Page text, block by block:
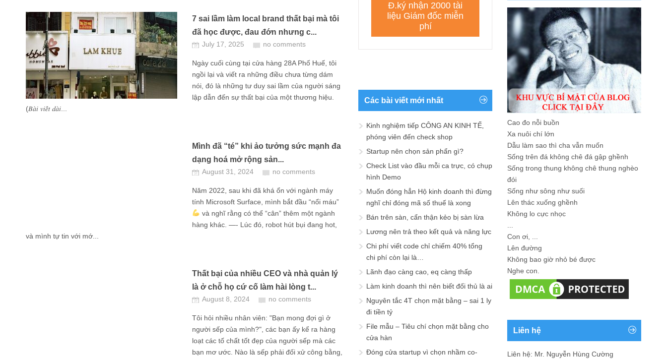
7 sai lầm làm local brand thất bại mà tôi
đã học được, đau đớn nhưng c...
July 17, 2025 no comments
Ngày cuối cùng tại cửa hàng 28A Phố Huế, tôi
ngồi lại và viết ra những điều chưa từng dám
nói, đó là những tư duy sai lầm của người sáng
lập dẫn đến sự thất bại của một thương hiệu.
(𝐵𝑎̀𝑖 𝑣𝑖𝑒̂́𝑡 𝑑𝑎̀𝑖...
Mình đã “té” khi ảo tưởng sức mạnh đa
dạng hoá mở rộng sản...
August 31, 2024 no comments
Năm 2022, sau khi đã khá ổn với ngành máy
tính Microsoft Surface, mình bắt đầu “nổi máu”
và nghĩ rằng có thể “cân” thêm một ngành
hàng khác. —- Lúc đó, robot hút bụi đang hot,
và mình tự tin với mớ...
Thất bại của nhiều CEO và nhà quản lý
là ở chỗ họ cứ cố làm hài lòng t...
August 8, 2024 no comments
Tôi hỏi nhiều nhân viên: "Bạn mong đợi gì ở
người sếp của mình?", các bạn ấy kể ra hàng
loạt các tố chất tốt đẹp của người sếp mà các
bạn mơ ước. Nào là sếp phải đối xử công bằng,
Các bài viết mới nhất
Kinh nghiệm tiếp CÔNG AN KINH TẾ,
phóng viên đến check shop
Startup nên chọn sản phẩn gì?
Check List vào đầu mỗi ca trực, có chụp
hình Demo
Muốn đóng hẳn Hộ kinh doanh thì đừng
nghĩ chỉ đóng mã số thuế là xong
Bán trên sàn, cẩn thận kẻo bị sàn lừa
Lương nên trả theo kết quả và năng lực
Chi phí viết code chỉ chiếm 40% tổng
chi phí còn lại là…
Lãnh đạo càng cao, eq càng thấp
Làm kinh doanh thì nên biết đối thủ là ai
Nguyên tắc 4T chọn mặt bằng – sai 1 ly
đi tiền tỷ
File mẫu – Tiêu chí chọn mặt bằng cho
cửa hàn
Đóng cửa startup vì chọn nhầm co-
Cao đo nỗi buồn
Xa nuôi chí lớn
Dẫu làm sao thì cha vẫn muốn
Sống trên đá không chê đá gập ghềnh
Sống trong thung không chê thung nghèo
đói
Sống như sông như suối
Lên thác xuống ghềnh
Không lo cực nhọc
Con ơi, ...
Lên đường
Không bao giờ nhỏ bé được
Nghe con.
Liên hệ
Liên hệ: Mr. Nguyễn Hùng Cường